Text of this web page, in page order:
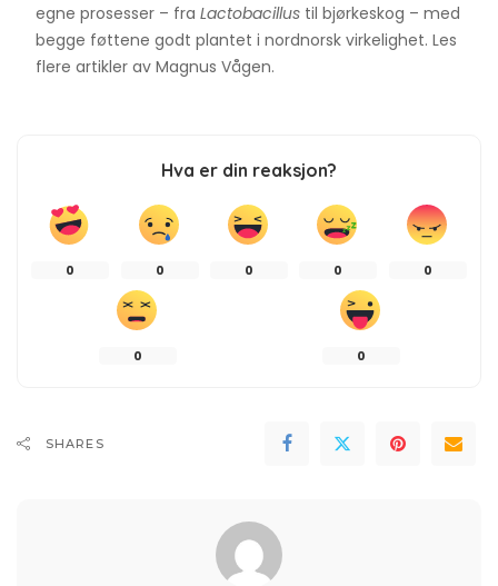
egne prosesser – fra Lactobacillustil bjørkeskog – med
begge føttene godt plantet i nordnorsk virkelighet. Les
flere artikler av Magnus Vågen.
Hva er din reaksjon?
0 0 0 0 0
0 0
SHARES